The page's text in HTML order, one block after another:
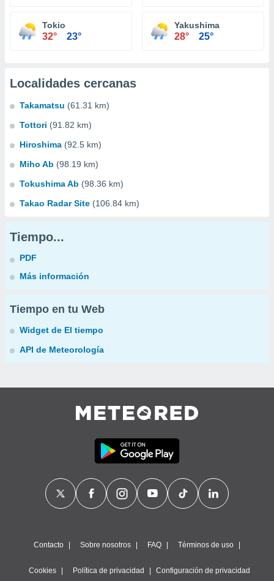
Tokio
32° 23°
Yakushima
28° 25°
Localidades cercanas
Takamatsu (61.31 km)
Tottori (91.82 km)
Hiroshima (92.5 km)
Miho Ab (98.19 km)
Tokushima Ab (98.36 km)
Takao Radar Site (106.84 km)
Tiempo...
PDF
Más información
Tiempo en tu Web
Widget de El tiempo
API de Meteorología
Contacto Sobre nosotros FAQ Términos de uso
Cookies Política de privacidad Configuración de privacidad